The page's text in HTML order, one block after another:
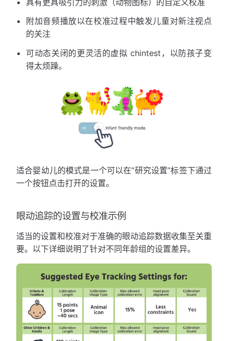
附加音频播放以在校准过程中触发儿童对新注视点
的关注
可动态关闭的更灵活的虚拟 chintest，以防孩子变
得太烦躁。
适合婴幼儿的模式是一个可以在“研究设置”标签下通过
一个按钮点击打开的设置。
眼动追踪的设置与校准示例
适当的设置和校准对于准确的眼动追踪数据收集至关重
要。以下详细说明了针对不同年龄组的设置差异。